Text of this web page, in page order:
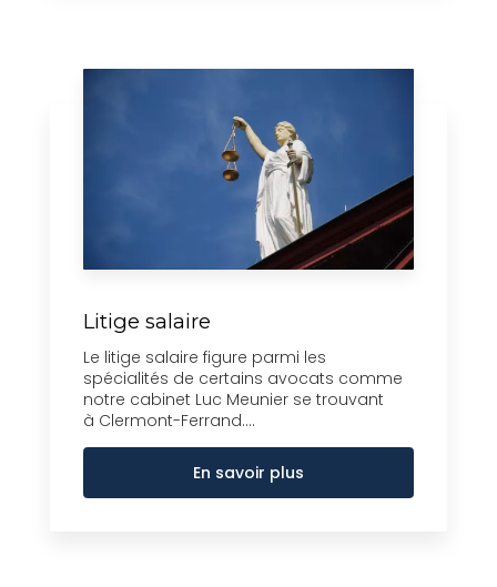
Litige salaire
Le litige salaire figure parmi les
spécialités de certains avocats comme
notre cabinet Luc Meunier se trouvant
à Clermont-Ferrand....
En savoir plus